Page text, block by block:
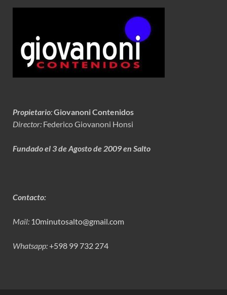
Propietario:Giovanoni Contenidos
Director: Federico Giovanoni Honsi
Fundado el 3 de Agosto de 2009 en Salto
Contacto:
Mail: 10minutosalto@gmail.com
Whatsapp:+598 99 732 274